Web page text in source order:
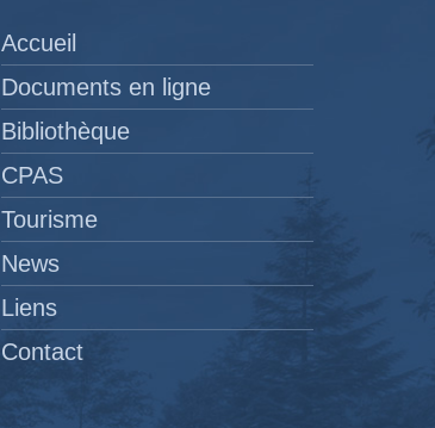
Accueil
Documents en ligne
Bibliothèque
CPAS
Tourisme
News
Liens
Contact